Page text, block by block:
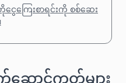
ကြေးစာရင်းကို စစ်ဆေး